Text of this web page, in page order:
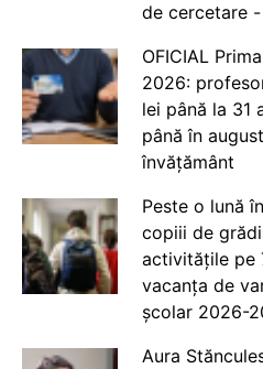
de cercetare
OFICIAL
2026:
lei până la 31
până în
învățământ
Peste o lună
copiii de
activitățile pe
vacanța de
școlar 2026-
Aura